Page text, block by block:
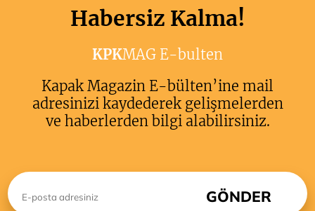
Habersiz Kalma!
KPKMAG E-bulten
Kapak Magazin E-bülten’ine mail
adresinizi kaydederek gelişmelerden
ve haberlerden bilgi alabilirsiniz.